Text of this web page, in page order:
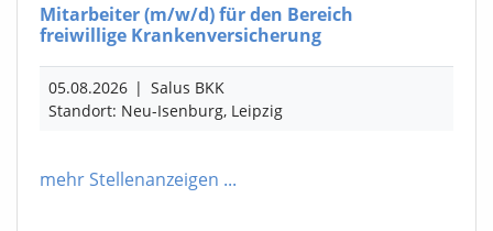
Mitarbeiter(m/w/d)für den Bereich
freiwillige Krankenversicherung
05.08.2026 | Salus BKK
Standort: Neu-Isenburg, Leipzig
mehr Stellenanzeigen ...